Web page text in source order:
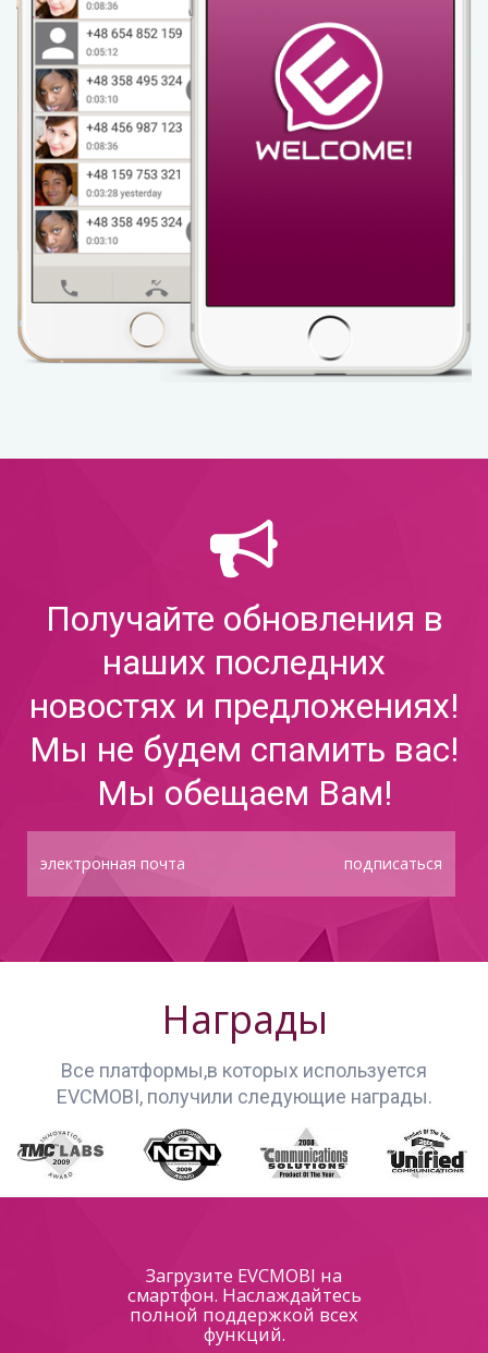
Получайте обновления в
наших последних
новостях и предложениях!
Мы не будем спамить вас!
Мы обещаем Вам!
подписаться
Награды
Все платформы,в которых используется
EVCMOBI, получили следующие награды.
Загрузите EVCMOBI на
смартфон. Наслаждайтесь
полной поддержкой всех
функций.